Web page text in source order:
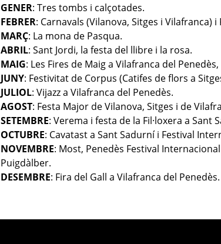
GENER: Tres tombs i calçotades.
FEBRER: Carnavals (Vilanova, Sitges i Vilafranca) i
MARÇ: La mona de Pasqua.
ABRIL: Sant Jordi, la festa del llibre i la rosa.
MAIG: Les Fires de Maig a Vilafranca del
JUNY: Festivitat de Corpus (Catifes de flors a
JULIOL: Vijazz a Vilafranca del Penedès.
AGOST: Festa Major de Vilanova, Sitges i de
SETEMBRE: Verema i festa de la Fil·loxera a Sant
OCTUBRE: Cavatast a Sant Sadurní i Festival
NOVEMBRE: Most, Penedès Festival
Puigdàlber.
DESEMBRE: Fira del Gall a Vilafranca del Penedès.